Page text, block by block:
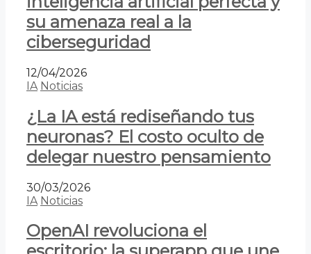
su amenaza real a la
ciberseguridad
12/04/2026
IA Noticias
¿La IA está rediseñando tus
neuronas? El costo oculto de
delegar nuestro pensamiento
30/03/2026
IA Noticias
OpenAI revoluciona el